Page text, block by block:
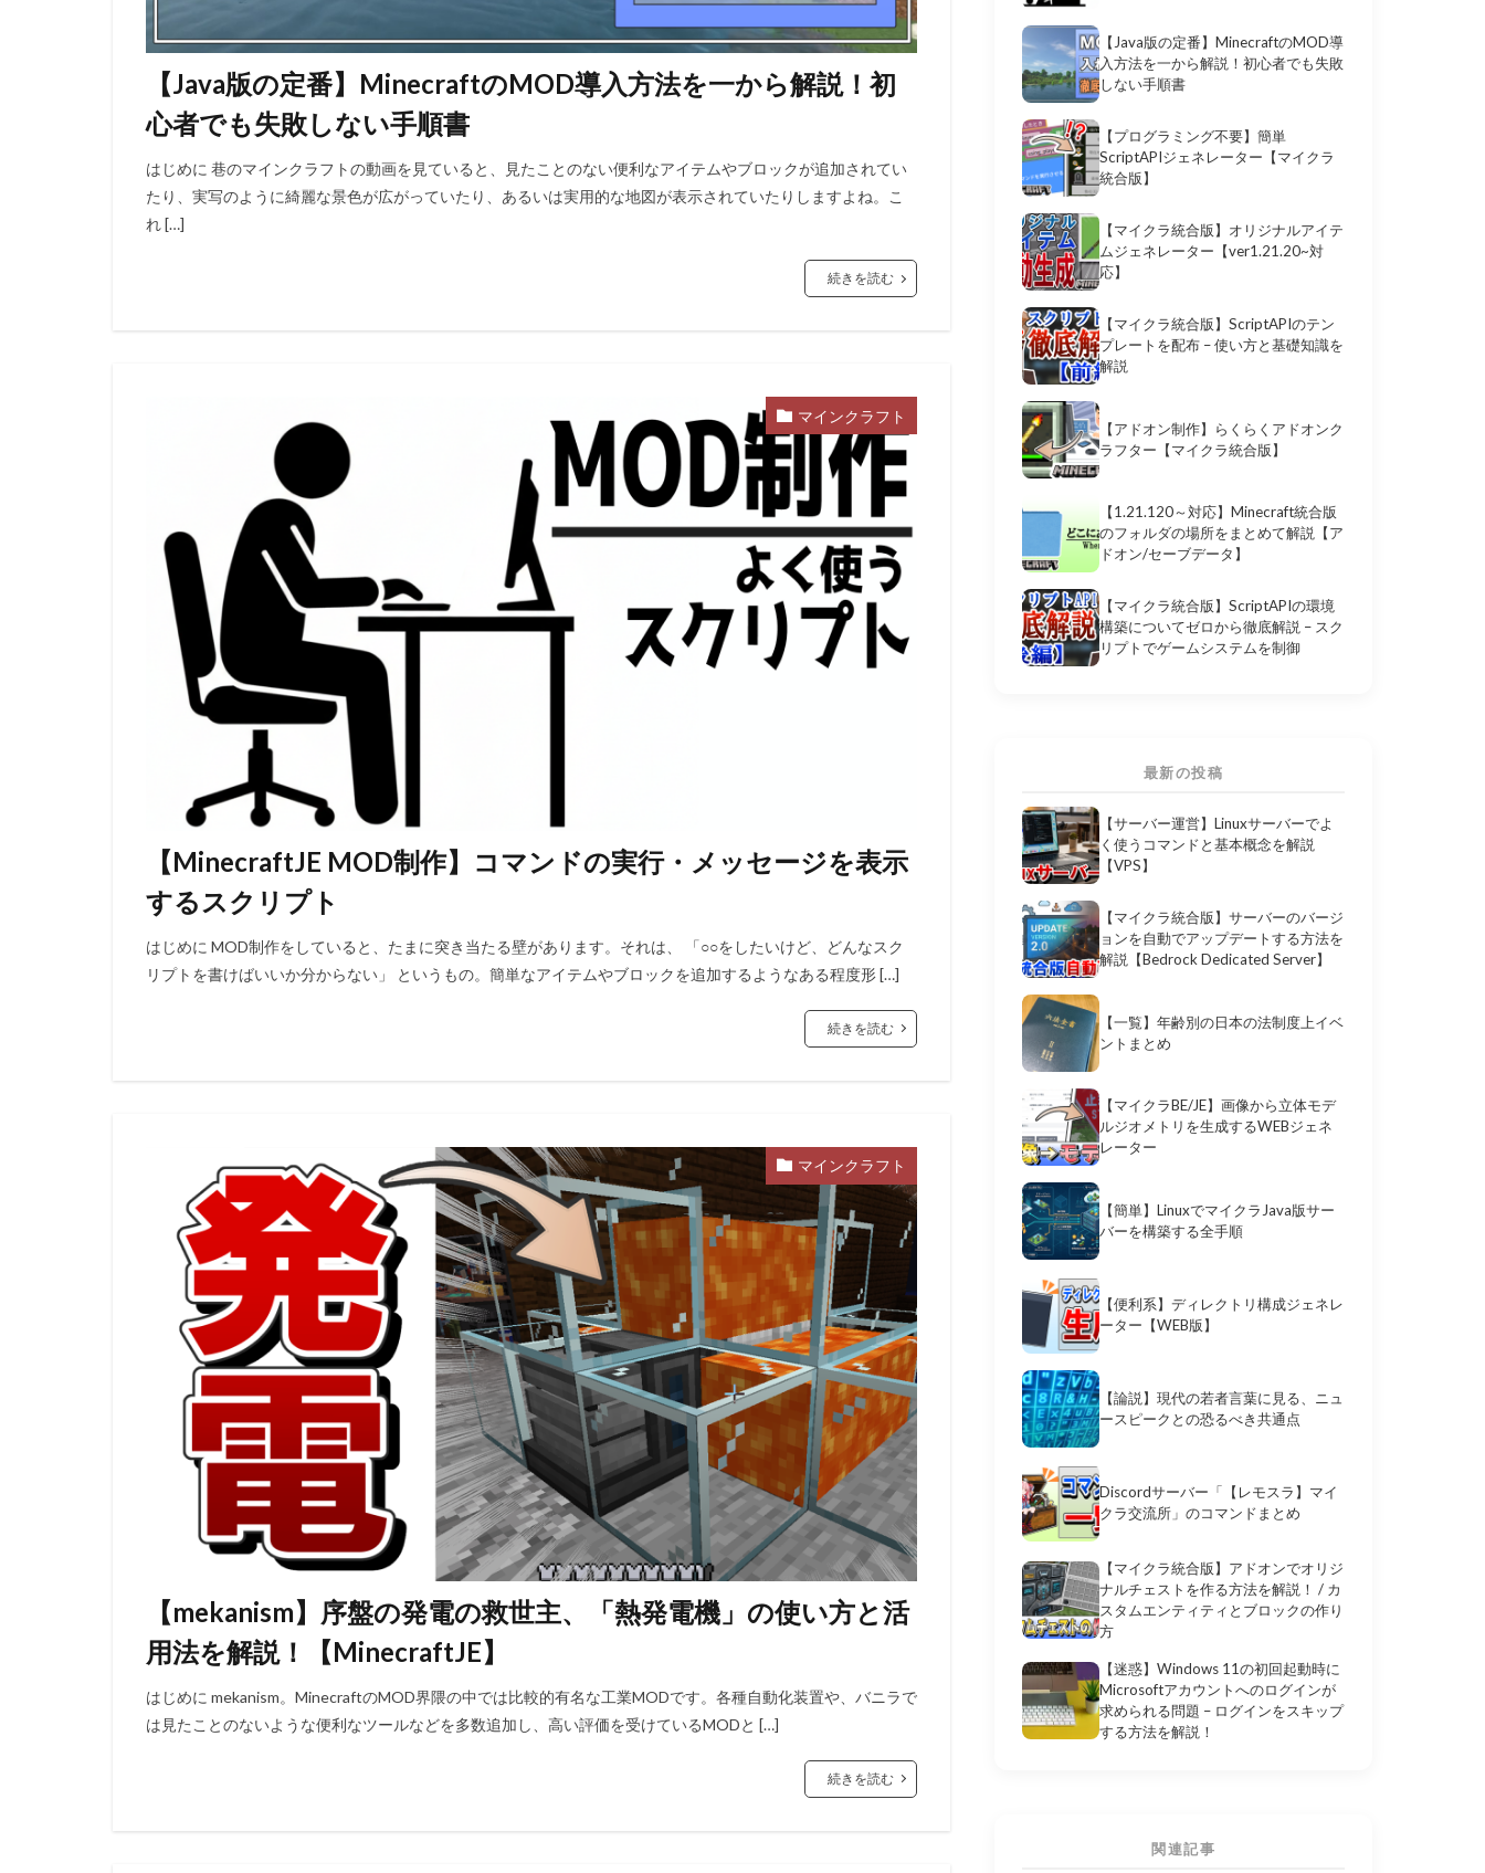
【Java版の定番】MinecraftのMOD導入方法を一から解説！初
心者でも失敗しない手順書
はじめに 巷のマインクラフトの動画を見ていると、見たことのない便利なアイテムやブロックが追加されてい
たり、実写のように綺麗な景色が広がっていたり、あるいは実用的な地図が表示されていたりしますよね。こ
れ […]
続きを読む
マインクラフト
【MinecraftJE MOD制作】コマンドの実行・メッセージを表示
するスクリプト
はじめに MOD制作をしていると、たまに突き当たる壁があります。それは、 「○○をしたいけど、どんなスク
リプトを書けばいいか分からない」 というもの。簡単なアイテムやブロックを追加するようなある程度形 […]
続きを読む
マインクラフト
【mekanism】序盤の発電の救世主、「熱発電機」の使い方と活
用法を解説！【MinecraftJE】
はじめに mekanism。MinecraftのMOD界隈の中では比較的有名な工業MODです。各種自動化装置や、バニラで
は見たことのないような便利なツールなどを多数追加し、高い評価を受けているMODと […]
続きを読む
【Java版の定番】MinecraftのMOD導
入方法を一から解説！初心者でも失敗
しない手順書
【プログラミング不要】簡単
ScriptAPIジェネレーター【マイクラ
統合版】
【マイクラ統合版】オリジナルアイテ
ムジェネレーター【ver1.21.20~対
応】
【マイクラ統合版】ScriptAPIのテン
プレートを配布 – 使い方と基礎知識を
解説
【アドオン制作】らくらくアドオンク
ラフター【マイクラ統合版】
【1.21.120～対応】Minecraft統合版
のフォルダの場所をまとめて解説【ア
ドオン/セーブデータ】
【マイクラ統合版】ScriptAPIの環境
構築についてゼロから徹底解説 – スク
リプトでゲームシステムを制御
最新の投稿
【サーバー運営】Linuxサーバーでよ
く使うコマンドと基本概念を解説
【VPS】
【マイクラ統合版】サーバーのバージ
ョンを自動でアップデートする方法を
解説【Bedrock Dedicated Server】
【一覧】年齢別の日本の法制度上イベ
ントまとめ
【マイクラBE/JE】画像から立体モデ
ルジオメトリを生成するWEBジェネ
レーター
【簡単】LinuxでマイクラJava版サー
バーを構築する全手順
【便利系】ディレクトリ構成ジェネレ
ーター【WEB版】
【論説】現代の若者言葉に見る、ニュ
ースピークとの恐るべき共通点
Discordサーバー「【レモスラ】マイ
クラ交流所」のコマンドまとめ
【マイクラ統合版】アドオンでオリジ
ナルチェストを作る方法を解説！ / カ
スタムエンティティとブロックの作り
方
【迷惑】Windows 11の初回起動時に
Microsoftアカウントへのログインが
求められる問題 – ログインをスキップ
する方法を解説！
関連記事